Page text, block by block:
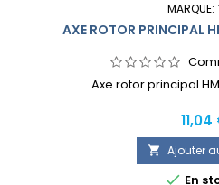
MARQUE:
AXE ROTOR PRINCIPAL
Axe rotor principal
Prix
11,04
 Ajouter
 En